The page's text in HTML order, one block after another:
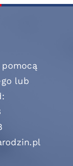
lub